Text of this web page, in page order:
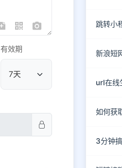
公共域名
有效期
跳转小
新浪短
url在线
如何获